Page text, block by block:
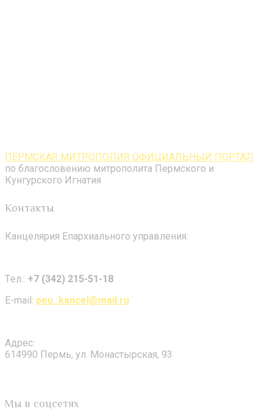
ПЕРМСКАЯ МИТРОПОЛИЯ ОФИЦИАЛЬНЫЙ ПОРТАЛ
по благословению митрополита Пермского и
Кунгурского Игнатия
Контакты
Канцелярия Епархиального управления:
Tел.: +7 (342) 215-51-18
E-mail: peu_kancel@mail.ru
Адрес:
614990 Пермь, ул. Монастырская, 93
Мы в соцсетях